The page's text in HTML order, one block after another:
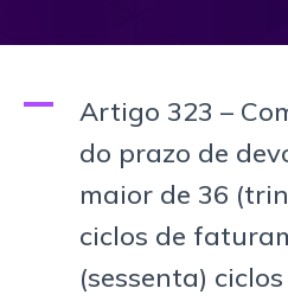
A
Artigo 323 –
do prazo de
maior de 36
ciclos de
(sessenta)